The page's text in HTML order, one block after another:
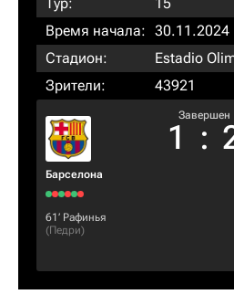
Время начала: 30.11.2024
Стадион:
Estadio
Зрители:
43921
Барселона
Завершен
1 :
61‎’‎ Рафинья
(Педри)